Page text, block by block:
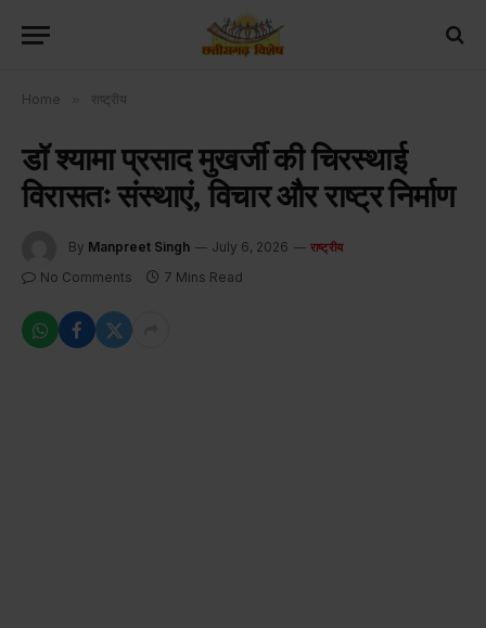
Home राष्ट्रीय
डॉ श्यामा प्रसाद मुखर्जी की चिरस्थाई
विरासतः संस्थाएं, विचार और राष्ट्र निर्माण
By Manpreet Singh July 6, 2026 राष्ट्रीय
No Comments 7 Mins Read